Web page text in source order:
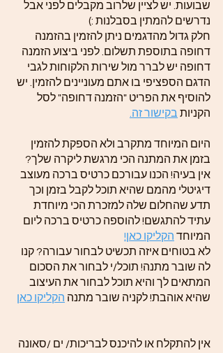
שבועות. יש לציין שלרוב מקבלים לפני אבל
נדרשים להמתין בסבלנות :)
חלק גדול מהדגמים ניתן להזמין בהזמנה
דחופה בתוספת תשלום. לפני ביצוע הזמנה
דחופה יש לברר מול שירות הלקוחות לגבי
הדגם הספציפי בו אתם מעוניינים להזמין. יש
להוסיף את הפריט "הזמנה דחופה" לסל
הקניות בקישור זה.
היום המיוחד מתקרב ולא הספקת להזמין
בזמן את המתנה הכי מרגשת ליקרה שלך?
אין בעיה! הכנו עבורכם כרטיס ברכה מעוצב
דיגיטלי מהמם שהיא תוכל לקבל בזמן וכך
תדע שהחלום שלה למזכרת הכי מיוחדת
עתיד להתגשם! להוספה כרטיס ברכה ליום
המיוחד הקליקו כאן!
לא בטוחים איזה תכשיט לבחור עבורה? קנו
לה שובר מתנה! תוכל/י לבחור את הסכום
המתאים לך והיא תוכל לבחור את העיצוב
שהיא אוהבת! לקניה שובר מתנה הקליקו כאן
אין להתקלח או להיכנס לבריכות/ ים /סאונה